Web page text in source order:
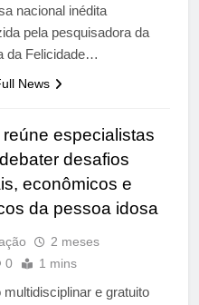
nacional inédita
pela pesquisadora da
da Felicidade…
News
reúne especialistas
desafios
econômicos e
da pessoa idosa
2 meses
0 1 mins
multidisciplinar e gratuito